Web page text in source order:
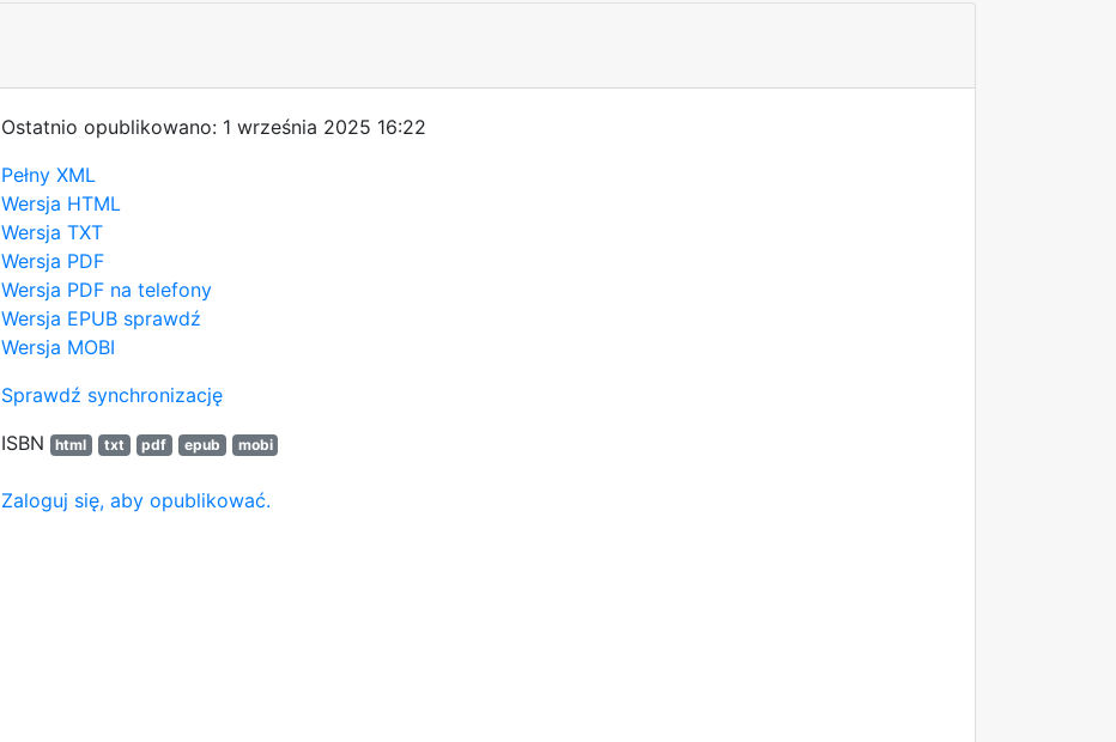
Ostatnio opublikowano: 1 września 2025 16:22
Pełny XML
Wersja HTML
Wersja TXT
Wersja PDF
Wersja PDF na telefony
Wersja EPUB sprawdź
Wersja MOBI
Sprawdź synchronizację
ISBN
html txt pdf epub mobi
Zaloguj się, aby opublikować.